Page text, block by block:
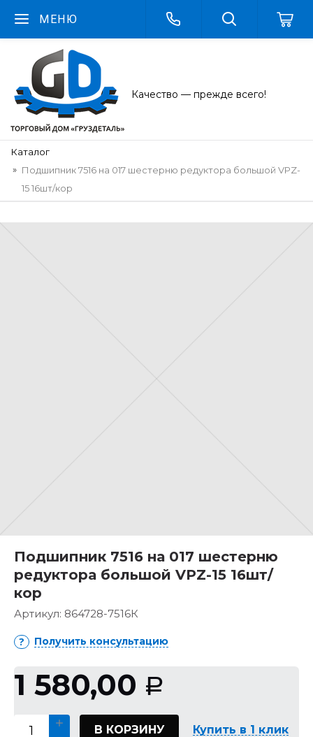
МЕНЮ
Качество — прежде всего!
Каталог
Подшипник 7516 на 017 шестерню редуктора большой VPZ-
15 16шт/кор
Подшипник 7516 на 017 шестерню
редуктора большой VPZ-15 16шт/
кор
Артикул: 864728-7516К
Получить консультацию
1 580,00 Р
В КОРЗИНУ Купить в 1 клик